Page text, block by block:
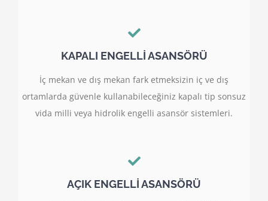
KAPALI ENGELLİ ASANSÖRÜ
İç mekan ve dış mekan fark etmeksizin iç ve dış
ortamlarda güvenle kullanabileceğiniz kapalı tip sonsuz
vida milli veya hidrolik engelli asansör sistemleri.
AÇIK ENGELLİ ASANSÖRÜ